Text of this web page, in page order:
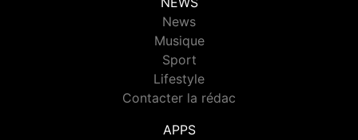
News
Musique
Sport
Lifestyle
Contacter la rédac
APPS